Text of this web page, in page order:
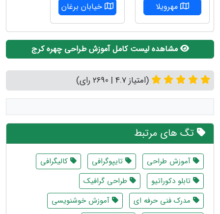
مهرویلا خیابان برغان
مشاهده لیست کامل آموزش طراحی چهره کرج
(امتیاز 4.7 | 2690 رای)
تگ های مرتبط
آموزش طراحی تایپوگرافی
کالیگرافی
تابلو دکوراتیو
طراحی گرافیک
مدرک فنی حرفه ای
آموزش خوشنویسی